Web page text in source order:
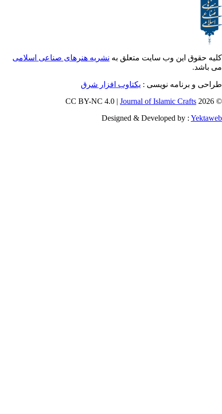
این وب سایت متعلق بهنشریه هنرهای صناعی اسلامی
نویسی : یکتاوب افزار شرق
Journal of Islamic
Designed & Developed by :